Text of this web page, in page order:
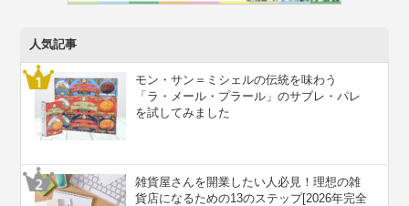
人気記事
モン・サン＝ミシェルの伝統を味わう
「ラ・メール・プラール」のサブレ・パレ
を試してみました
雑貨屋さんを開業したい人必見！理想の雑
貨店になるための13のステップ[2026年完全